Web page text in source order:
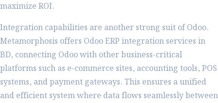
maximize ROI.
Integration capabilities are another strong suit of Odoo.
Metamorphosis offers Odoo ERP integration services in
BD, connecting Odoo with other business-critical
platforms such as e-commerce sites, accounting tools, POS
systems, and payment gateways. This ensures a unified
and efficient system where data flows seamlessly between